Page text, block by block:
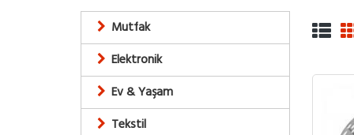
Mutfak
Elektronik
Ev & Yaşam
Tekstil